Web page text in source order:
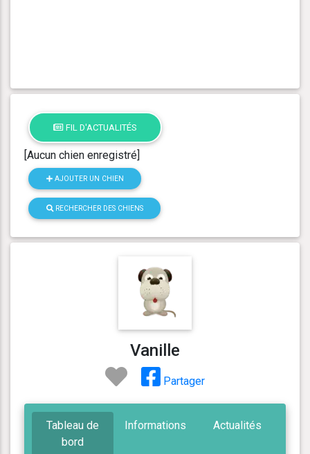
FIL D'ACTUALITÉS
[Aucun chien enregistré]
AJOUTER UN CHIEN
RECHERCHER DES CHIENS
Vanille
Partager
Tableau de
bord
Informations Actualités